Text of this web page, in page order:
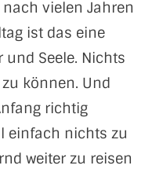
vielen Jahren
ist das eine
und Seele. Nichts
können. Und
richtig
einfach nichts zu
weiter zu reisen